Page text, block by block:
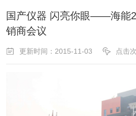
国产仪器 闪亮你眼——海能
销商会议
更新时间：2015-11-03 点击